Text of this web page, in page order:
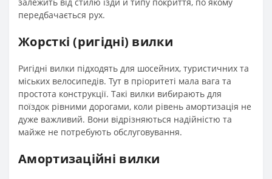
передбачається рух.
Жорсткі (ригідні) вилки
Ригідні вилки підходять для шосейних, туристичних та
міських велосипедів. Тут в пріоритеті мала вага та
простота конструкції. Такі вилки вибирають для
поїздок рівними дорогами, коли рівень амортизація не
дуже важливий. Вони відрізняються надійністю та
майже не потребують обслуговування.
Амортизаційні вилки